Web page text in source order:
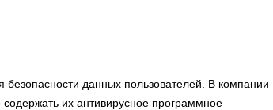
данных пользователей. В компании
их антивирусное программное